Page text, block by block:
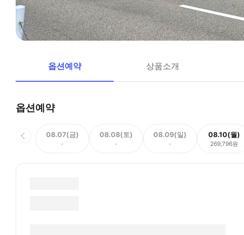
옵션예약 상품소개
옵션예약
08.07(금)
-
08.08(토)
-
08.09(일)
-
08.10(월)
269,796원